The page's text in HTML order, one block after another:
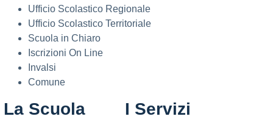
Ufficio Scolastico Regionale
Ufficio Scolastico Territoriale
Scuola in Chiaro
Iscrizioni On Line
Invalsi
Comune
La Scuola I Servizi